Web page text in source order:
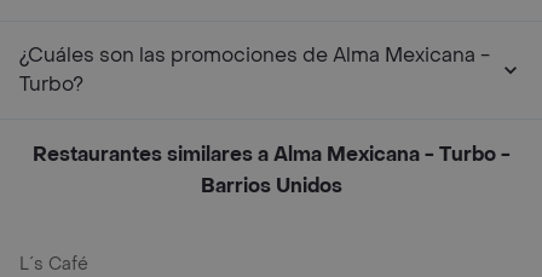
¿Cuáles son las promociones de Alma Mexicana -
Turbo?
Restaurantes similares a Alma Mexicana - Turbo -
Barrios Unidos
L´s Café